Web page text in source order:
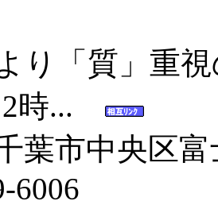
より「質」重
2時...
葉市中央区
6006